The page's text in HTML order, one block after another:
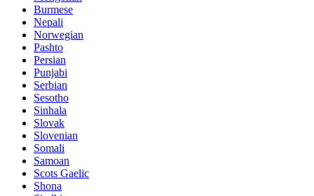
Burmese
Nepali
Norwegian
Pashto
Persian
Punjabi
Serbian
Sesotho
Sinhala
Slovak
Slovenian
Somali
Samoan
Scots Gaelic
Shona